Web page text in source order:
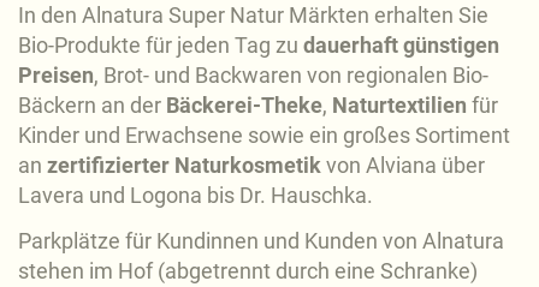
In den Alnatura Super Natur Märkten erhalten Sie
Bio-Produkte für jeden Tag zu dauerhaft günstigen
Preisen, Brot- und Backwaren von regionalen Bio-
Bäckern an der Bäckerei-Theke, Naturtextilien für
Kinder und Erwachsene sowie ein großes Sortiment
an zertifizierter Naturkosmetik von Alviana über
Lavera und Logona bis Dr. Hauschka.
Parkplätze für Kundinnen und Kunden von Alnatura
stehen im Hof (abgetrennt durch eine Schranke)